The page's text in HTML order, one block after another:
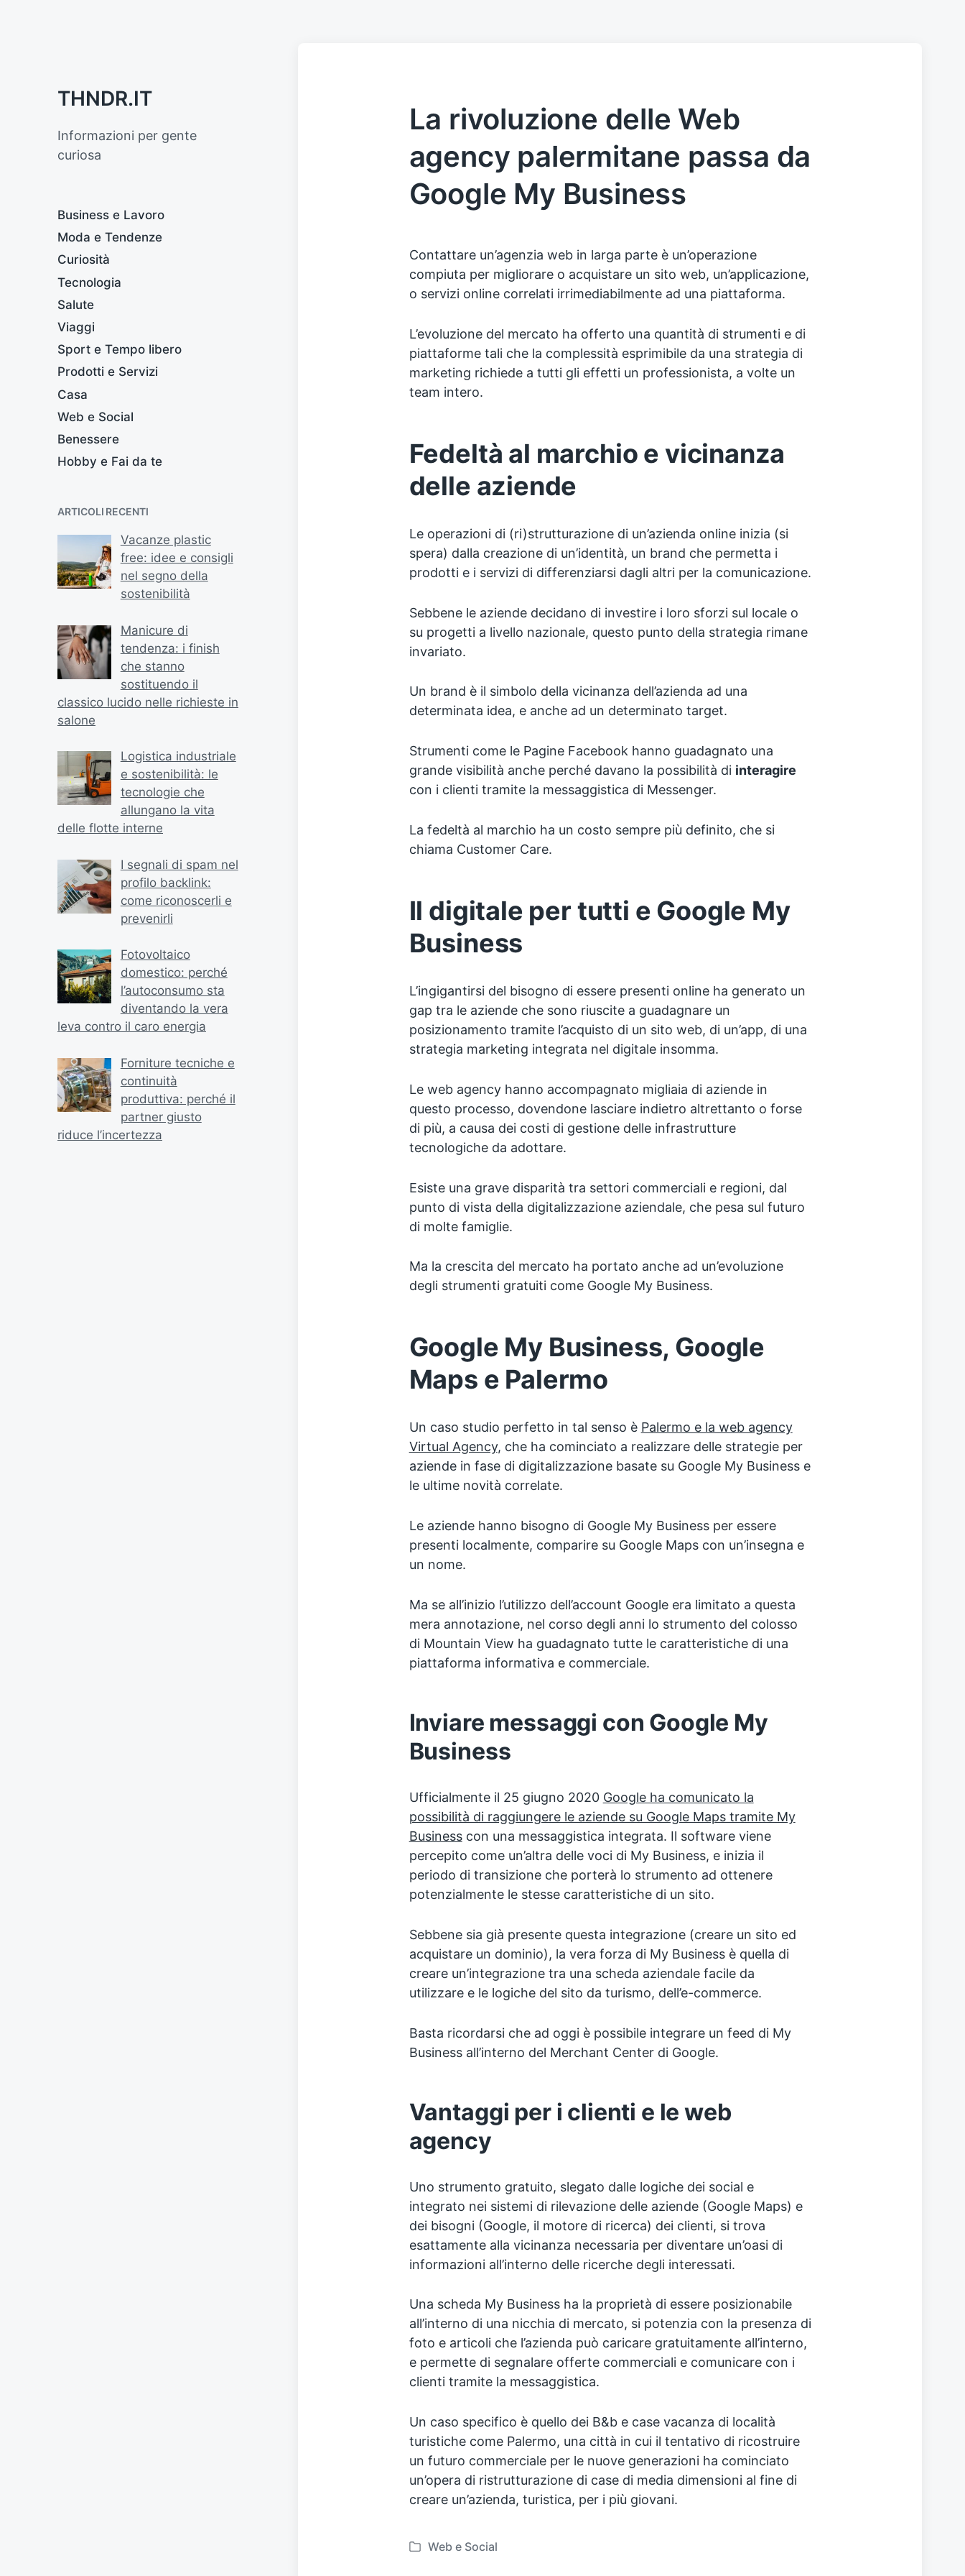
THNDR.IT
Informazioni per gente
curiosa
Business e Lavoro
Moda e Tendenze
Curiosità
Tecnologia
Salute
Viaggi
Sport e Tempo libero
Prodotti e Servizi
Casa
Web e Social
Benessere
Hobby e Fai da te
ARTICOLI RECENTI
Vacanze plastic
free: idee e consigli
nel segno della
sostenibilità
Manicure di
tendenza: i finish
che stanno
sostituendo il
classico lucido nelle richieste in
salone
Logistica industriale
e sostenibilità: le
tecnologie che
allungano la vita
delle flotte interne
I segnali di spam nel
profilo backlink:
come riconoscerli e
prevenirli
Fotovoltaico
domestico: perché
l’autoconsumo sta
diventando la vera
leva contro il caro energia
Forniture tecniche e
continuità
produttiva: perché il
partner giusto
riduce l’incertezza
La rivoluzione delle Web
agency palermitane passa da
Google My Business
Contattare un’agenzia web in larga parte è un’operazione
compiuta per migliorare o acquistare un sito web, un’applicazione,
o servizi online correlati irrimediabilmente ad una piattaforma.
L’evoluzione del mercato ha offerto una quantità di strumenti e di
piattaforme tali che la complessità esprimibile da una strategia di
marketing richiede a tutti gli effetti un professionista, a volte un
team intero.
Fedeltà al marchio e vicinanza
delle aziende
Le operazioni di (ri)strutturazione di un’azienda online inizia (si
spera) dalla creazione di un’identità, un brand che permetta i
prodotti e i servizi di differenziarsi dagli altri per la comunicazione.
Sebbene le aziende decidano di investire i loro sforzi sul locale o
su progetti a livello nazionale, questo punto della strategia rimane
invariato.
Un brand è il simbolo della vicinanza dell’azienda ad una
determinata idea, e anche ad un determinato target.
Strumenti come le Pagine Facebook hanno guadagnato una
grande visibilità anche perché davano la possibilità di interagire
con i clienti tramite la messaggistica di Messenger.
La fedeltà al marchio ha un costo sempre più definito, che si
chiama Customer Care.
Il digitale per tutti e Google My
Business
L’ingigantirsi del bisogno di essere presenti online ha generato un
gap tra le aziende che sono riuscite a guadagnare un
posizionamento tramite l’acquisto di un sito web, di un’app, di una
strategia marketing integrata nel digitale insomma.
Le web agency hanno accompagnato migliaia di aziende in
questo processo, dovendone lasciare indietro altrettanto o forse
di più, a causa dei costi di gestione delle infrastrutture
tecnologiche da adottare.
Esiste una grave disparità tra settori commerciali e regioni, dal
punto di vista della digitalizzazione aziendale, che pesa sul futuro
di molte famiglie.
Ma la crescita del mercato ha portato anche ad un’evoluzione
degli strumenti gratuiti come Google My Business.
Google My Business, Google
Maps e Palermo
Un caso studio perfetto in tal senso è Palermo e la web agency
Virtual Agency, che ha cominciato a realizzare delle strategie per
aziende in fase di digitalizzazione basate su Google My Business e
le ultime novità correlate.
Le aziende hanno bisogno di Google My Business per essere
presenti localmente, comparire su Google Maps con un’insegna e
un nome.
Ma se all’inizio l’utilizzo dell’account Google era limitato a questa
mera annotazione, nel corso degli anni lo strumento del colosso
di Mountain View ha guadagnato tutte le caratteristiche di una
piattaforma informativa e commerciale.
Inviare messaggi con Google My
Business
Ufficialmente il 25 giugno 2020 Google ha comunicato la
possibilità di raggiungere le aziende su Google Maps tramite My
Businesscon una messaggistica integrata. Il software viene
percepito come un’altra delle voci di My Business, e inizia il
periodo di transizione che porterà lo strumento ad ottenere
potenzialmente le stesse caratteristiche di un sito.
Sebbene sia già presente questa integrazione (creare un sito ed
acquistare un dominio), la vera forza di My Business è quella di
creare un’integrazione tra una scheda aziendale facile da
utilizzare e le logiche del sito da turismo, dell’e-commerce.
Basta ricordarsi che ad oggi è possibile integrare un feed di My
Business all’interno del Merchant Center di Google.
Vantaggi per i clienti e le web
agency
Uno strumento gratuito, slegato dalle logiche dei social e
integrato nei sistemi di rilevazione delle aziende (Google Maps) e
dei bisogni (Google, il motore di ricerca) dei clienti, si trova
esattamente alla vicinanza necessaria per diventare un’oasi di
informazioni all’interno delle ricerche degli interessati.
Una scheda My Business ha la proprietà di essere posizionabile
all’interno di una nicchia di mercato, si potenzia con la presenza di
foto e articoli che l’azienda può caricare gratuitamente all’interno,
e permette di segnalare offerte commerciali e comunicare con i
clienti tramite la messaggistica.
Un caso specifico è quello dei B&b e case vacanza di località
turistiche come Palermo, una città in cui il tentativo di ricostruire
un futuro commerciale per le nuove generazioni ha cominciato
un’opera di ristrutturazione di case di media dimensioni al fine di
creare un’azienda, turistica, per i più giovani.
P
Web e Social